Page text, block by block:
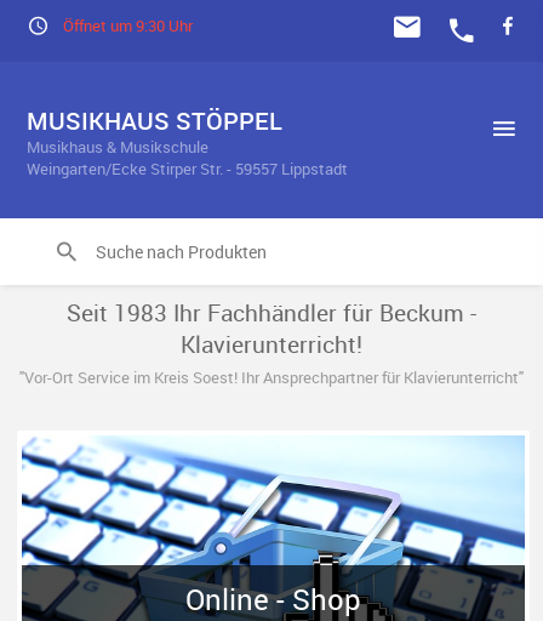
Öffnet um 9:30 Uhr
MUSIKHAUS STÖPPEL
Musikhaus & Musikschule
Weingarten/Ecke Stirper Str. - 59557 Lippstadt
Seit 1983 Ihr Fachhändler für Beckum -
Klavierunterricht!
"Vor-Ort Service im Kreis Soest! Ihr Ansprechpartner für Klavierunterricht"
Online - Shop